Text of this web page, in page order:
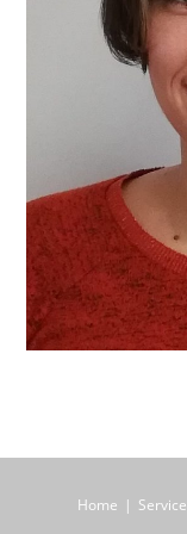
Home Service